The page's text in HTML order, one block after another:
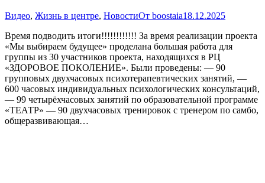
Видео, Жизнь в центре, НовостиОт boostaia18.12.2025
Время подводить итоги!!!!!!!!!!!! За время реализации проекта
«Мы выбираем будущее» проделана большая работа для
группы из 30 участников проекта, находящихся в РЦ
«ЗДОРОВОЕ ПОКОЛЕНИЕ». Были проведены: — 90
групповых двухчасовых психотерапевтических занятий, —
600 часовых индивидуальных психологических консультаций,
— 99 четырёхчасовых занятий по образовательной программе
«ТЕАТР» — 90 двухчасовых тренировок с тренером по самбо,
общеразвивающая…